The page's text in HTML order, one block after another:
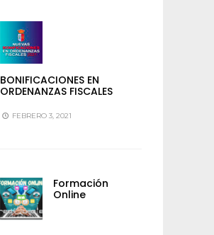
BONIFICACIONES EN
ORDENANZAS FISCALES
FEBRERO 3, 2021
Formación
Online